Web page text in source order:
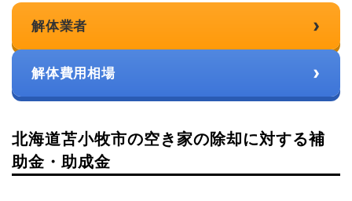
解体業者 ›
解体費用相場 ›
北海道苫小牧市の空き家の除却に対する補
助金・助成金